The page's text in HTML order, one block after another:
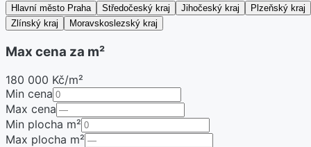
Hlavní město Praha Středočeský kraj Jihočeský kraj
Plzeňský kraj
Zlínský kraj
Moravskoslezský kraj
Max cena za m²
180 000 Kč/m²
Min cena
Max cena
Min plocha m²
Max plocha m²